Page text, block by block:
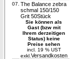
07. The Balance zebra
schmal 150/150
Grit 50Stück
Sie können als
Gast (bzw mit
Ihrem derzeitigen
Status) keine
Preise sehen
incl. 19 % UST
exkl. Versandkosten